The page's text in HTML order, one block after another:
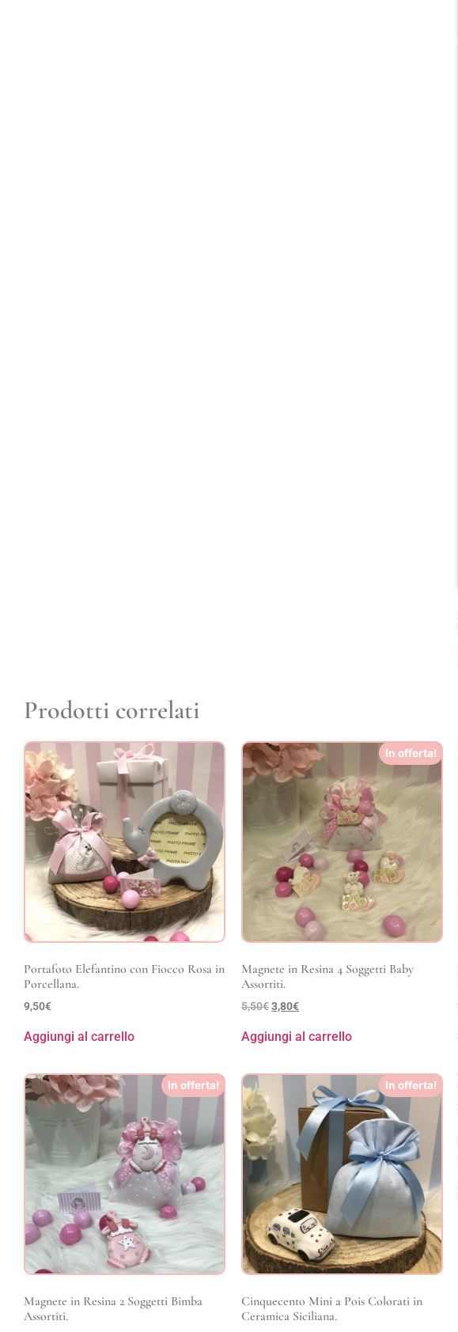
Prodotti correlati
Portafoto Elefantino con Fiocco Rosa in
Porcellana.
9,50€
Aggiungi al carrello
In offerta!
Magnete in Resina 4 Soggetti Baby
Assortiti.
5,50€3,80€
Aggiungi al carrello
In offerta!
Magnete in Resina 2 Soggetti Bimba
Assortiti.
In offerta!
Cinquecento Mini a Pois Colorati in
Ceramica Siciliana.